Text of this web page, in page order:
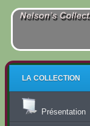
LA COLLECTION
Présentation